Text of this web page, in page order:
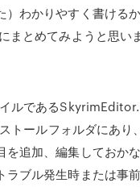
）わかりやすく書ける
まとめてみようと思いま
ルである
トールフォルダにあり
を追加、編集しておか
ラブル発生時または事